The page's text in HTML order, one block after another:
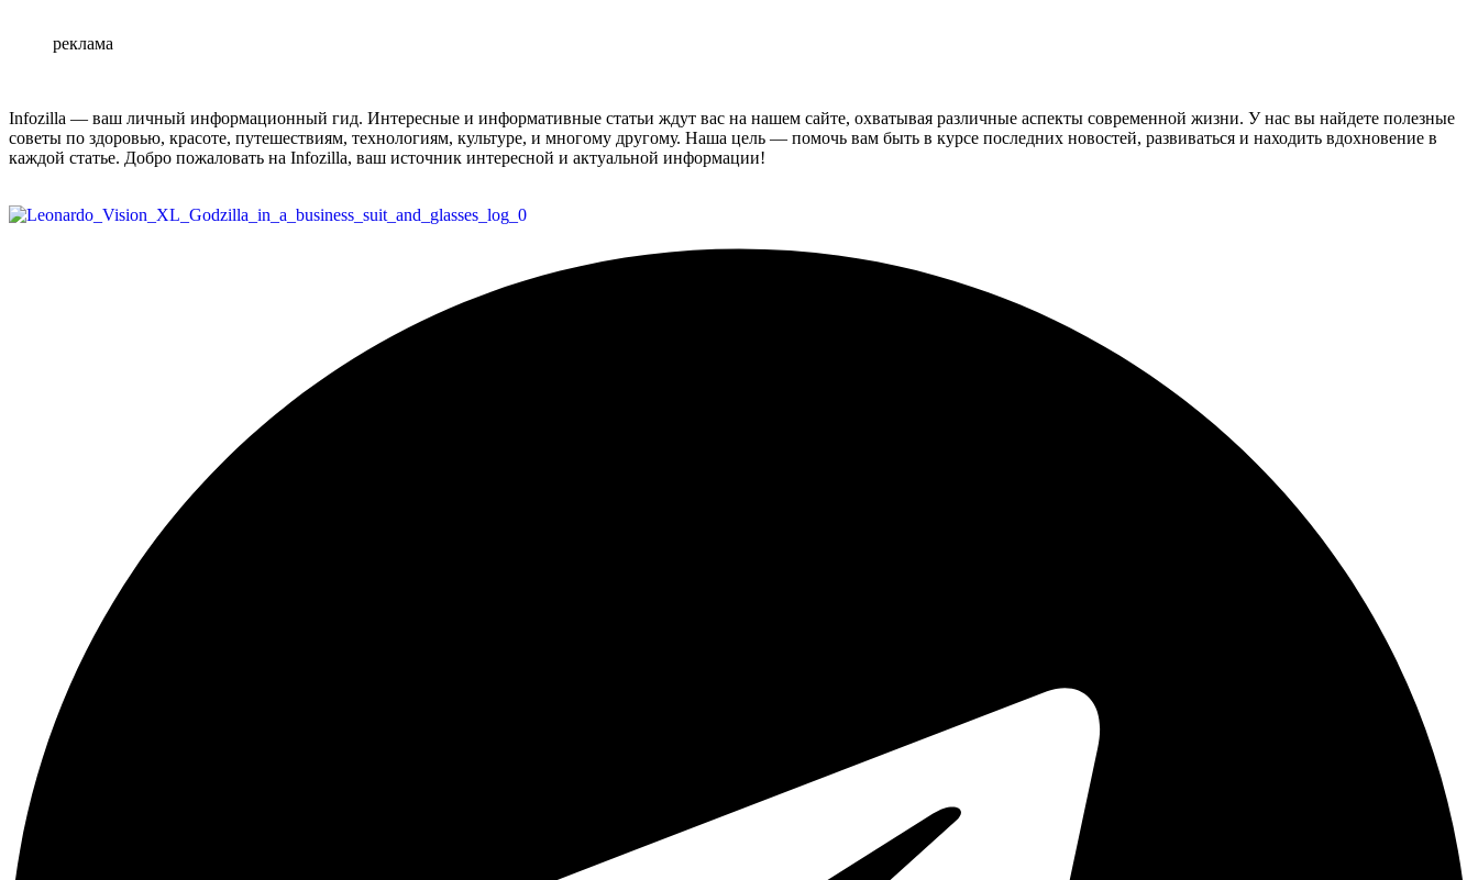
реклама
Infozilla — ваш личный информационный гид. Интересные и информативные статьи ждут вас на нашем сайте, охватывая различные аспекты современной жизни. У нас вы найдете полезные
советы по здоровью, красоте, путешествиям, технологиям, культуре, и многому другому. Наша цель — помочь вам быть в курсе последних новостей, развиваться и находить вдохновение в
каждой статье. Добро пожаловать на Infozilla, ваш источник интересной и актуальной информации!